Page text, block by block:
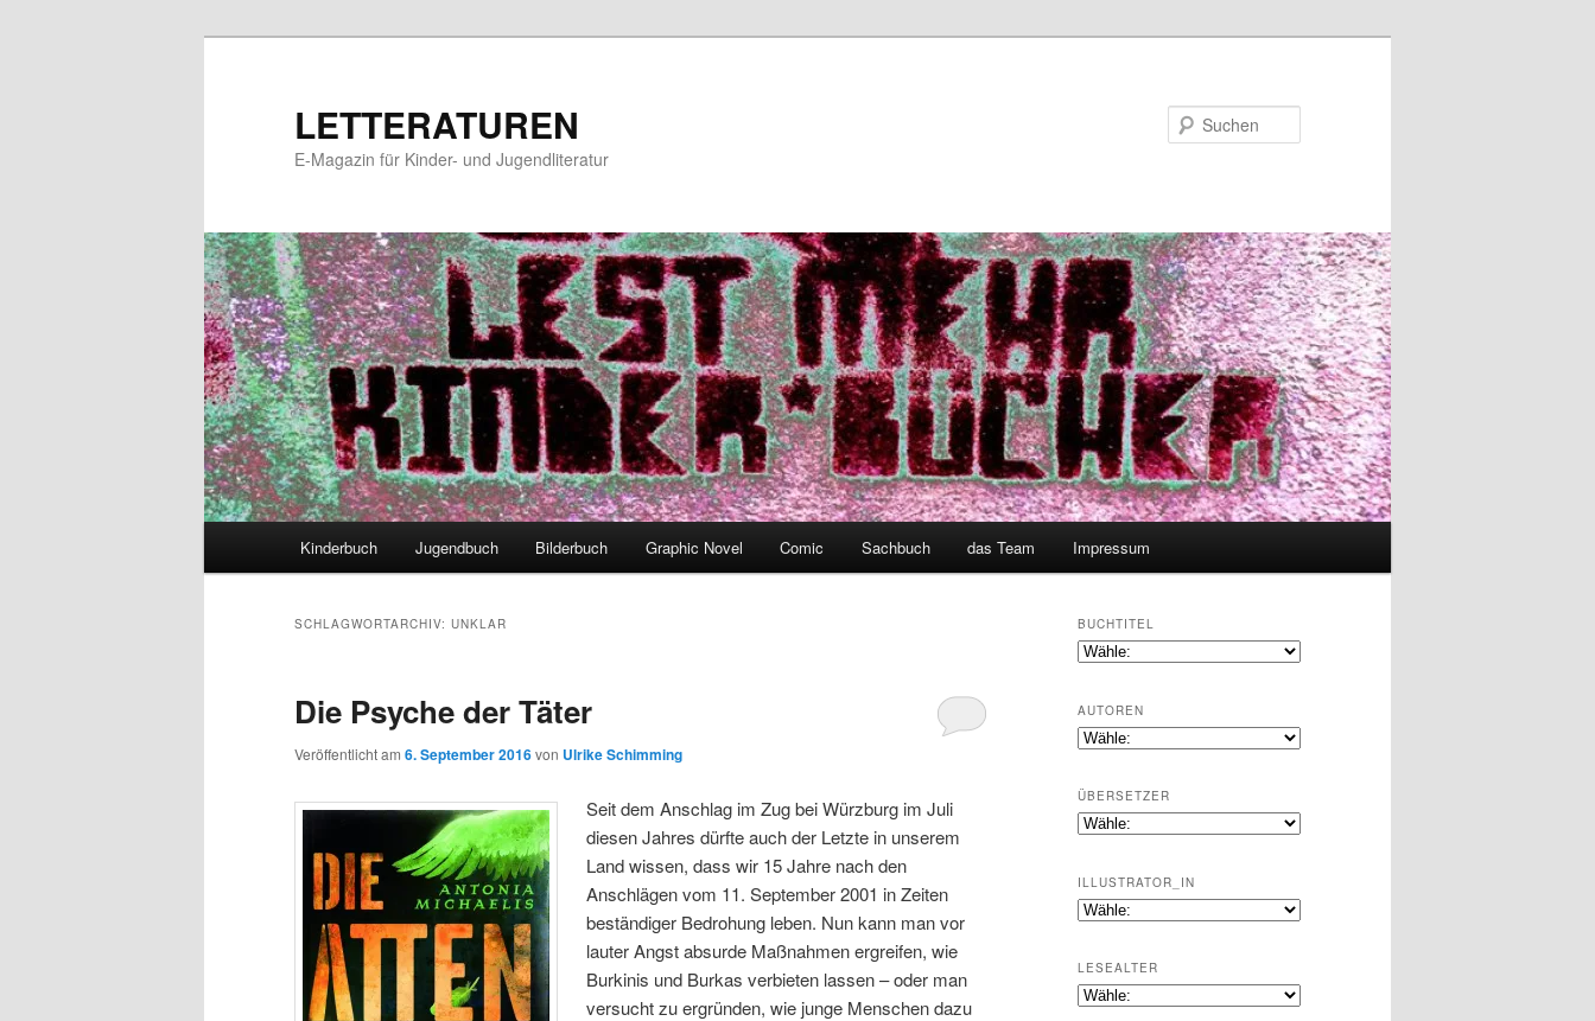
LETTERATUREN
E-Magazin für Kinder- und Jugendliteratur
Kinderbuch Jugendbuch Bilderbuch Graphic Novel Comic Sachbuch das Team Impressum
SCHLAGWORTARCHIV: UNKLAR
Die Psyche der Täter
Veröffentlicht am 6. September 2016von Ulrike Schimming
Seit dem Anschlag im Zug bei Würzburg im Juli
diesen Jahres dürfte auch der Letzte in unserem
Land wissen, dass wir 15 Jahre nach den
Anschlägen vom 11. September 2001 in Zeiten
beständiger Bedrohung leben. Nun kann man vor
lauter Angst absurde Maßnahmen ergreifen, wie
Burkinis und Burkas verbieten lassen – oder man
versucht zu ergründen, wie junge Menschen dazu
BUCHTITEL
AUTOREN
ÜBERSETZER
ILLUSTRATOR_IN
LESEALTER